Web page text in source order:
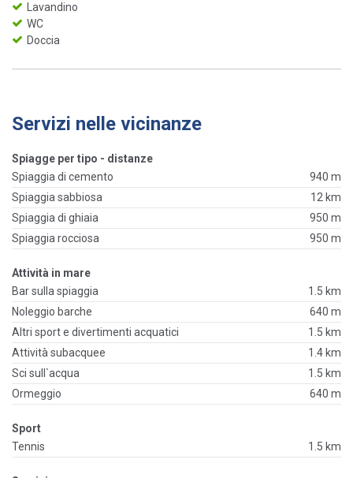
Lavandino
WC
Doccia
Servizi nelle vicinanze
Spiagge per tipo - distanze
Spiaggia di cemento
940 m
Spiaggia sabbiosa
12 km
Spiaggia di ghiaia
950 m
Spiaggia rocciosa
950 m
Attività in mare
Bar sulla spiaggia
1.5 km
Noleggio barche
640 m
Altri sport e divertimenti acquatici
1.5 km
Attività subacquee
1.4 km
Sci sull`acqua
1.5 km
Ormeggio
640 m
Sport
Tennis
1.5 km